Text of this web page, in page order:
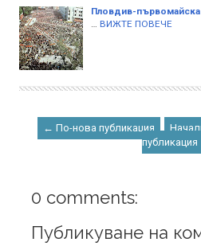
Пловдив-
ВИЖТЕ ПОВЕЧЕ
← По-нова публикация
0 comments:
Публикуване на